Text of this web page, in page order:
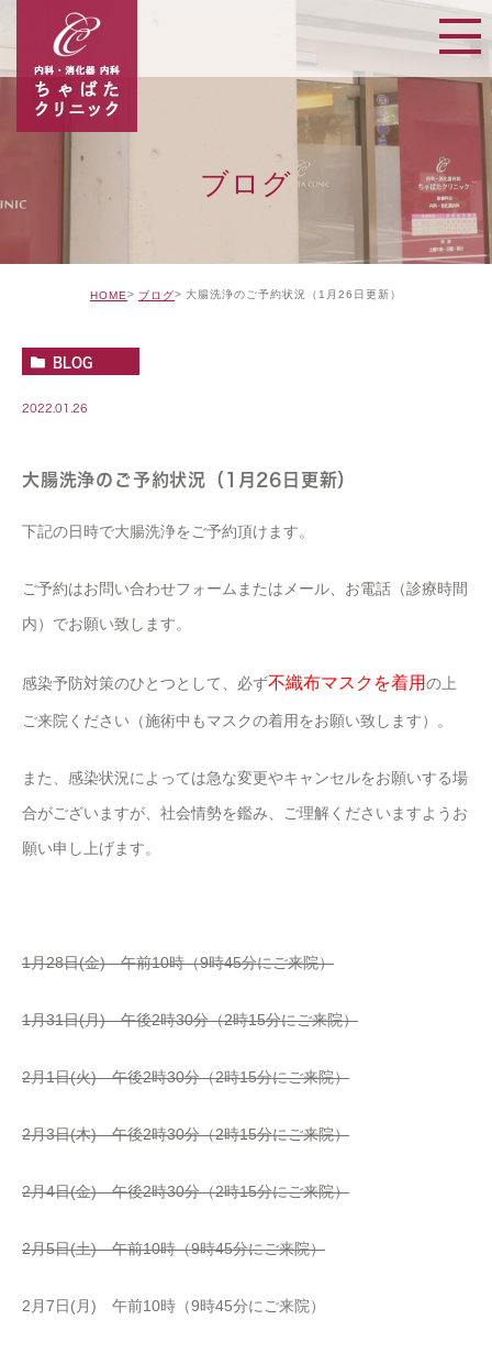
ブログ
HOME ブログ 大腸洗浄のご予約状況（1月26日更新）
BLOG
2022.01.26
大腸洗浄のご予約状況（1月26日更新）
下記の日時で大腸洗浄をご予約頂けます。
ご予約はお問い合わせフォームまたはメール、お電話（診療時間
内）でお願い致します。
感染予防対策のひとつとして、必ず不織布マスクを着用の上
ご来院ください（施術中もマスクの着用をお願い致します）。
また、感染状況によっては急な変更やキャンセルをお願いする場
合がございますが、社会情勢を鑑み、ご理解くださいますようお
願い申し上げます。
1月28日(金) 午前10時（9時45分にご来院）
1月31日(月) 午後2時30分（2時15分にご来院）
2月1日(火) 午後2時30分（2時15分にご来院）
2月3日(木) 午後2時30分（2時15分にご来院）
2月4日(金) 午後2時30分（2時15分にご来院）
2月5日(土) 午前10時（9時45分にご来院）
2月7日(月) 午前10時（9時45分にご来院）